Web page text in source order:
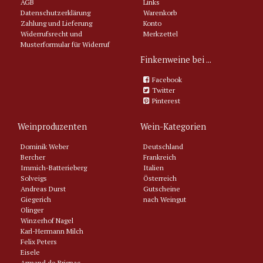
AGB
Datenschutzerklärung
Zahlung und Lieferung
Widerrufsrecht und
Musterformular für Widerruf
Links
Warenkorb
Konto
Merkzettel
Finkenweine bei ...
Facebook
Twitter
Pinterest
Weinproduzenten
Dominik Weber
Bercher
Immich-Batterieberg
Solveigs
Andreas Durst
Giegerich
Olinger
Winzerhof Nagel
Karl-Hermann Milch
Felix Peters
Eisele
Wein-Kategorien
Deutschland
Frankreich
Italien
Österreich
Gutscheine
nach Weingut